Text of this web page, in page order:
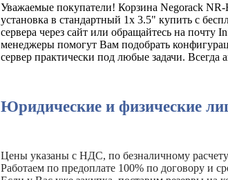
Уважаемые покупатели! Корзина Negorack
установка в стандартный 1x 3.5" купить с
сервера через сайт или обращайтесь на
менеджеры помогут Вам подобрать
сервер практически под любые задачи.
Юридические и физические
Цены указаны с НДС, по безналичному
Работаем по предоплате 100% по договору и